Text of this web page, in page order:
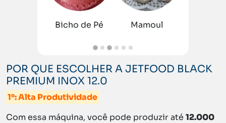
Bicho de Pé Mamoul
POR QUE ESCOLHER A JETFOOD BLACK
PREMIUM INOX 12.0
1°: Alta Produtividade
Com essa máquina, você pode produzir até 12.000